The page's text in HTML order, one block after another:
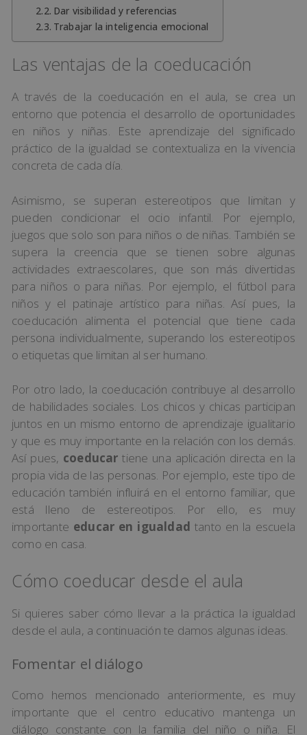
Dar visibilidad y referencias
Trabajar la inteligencia emocional
Las ventajas de la coeducación
A través de la coeducación en el aula, se crea un
entorno que potencia el desarrollo de oportunidades
en niños y niñas. Este aprendizaje del significado
práctico de la igualdad se contextualiza en la vivencia
concreta de cada día.
Asimismo, se superan estereotipos que limitan y
pueden condicionar el ocio infantil. Por ejemplo,
juegos que solo son para niños o de niñas. También se
supera la creencia que se tienen sobre algunas
actividades extraescolares, que son más divertidas
para niños o para niñas. Por ejemplo, el fútbol para
niños y el patinaje artístico para niñas. Así pues, la
coeducación alimenta el potencial que tiene cada
persona individualmente, superando los estereotipos
o etiquetas que limitan al ser humano.
Por otro lado, la coeducación contribuye al desarrollo
de habilidades sociales. Los chicos y chicas participan
juntos en un mismo entorno de aprendizaje igualitario
y que es muy importante en la relación con los demás.
Así pues, coeducartiene una aplicación directa en la
propia vida de las personas. Por ejemplo, este tipo de
educación también influirá en el entorno familiar, que
está lleno de estereotipos. Por ello, es muy
importante educar en igualdad tanto en la escuela
como en casa.
Cómo coeducar desde el aula
Si quieres saber cómo llevar a la práctica la igualdad
desde el aula, a continuación te damos algunas ideas.
Fomentar el diálogo
Como hemos mencionado anteriormente, es muy
importante que el centro educativo mantenga un
diálogo constante con la familia del niño o niña. El